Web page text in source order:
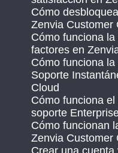
Cómo
Zenvia Customer
Cómo funciona
factores en
Cómo funciona la
Soporte
Cloud
Cómo funciona
soporte
Cómo funcionan
Zenvia Customer
Crear una